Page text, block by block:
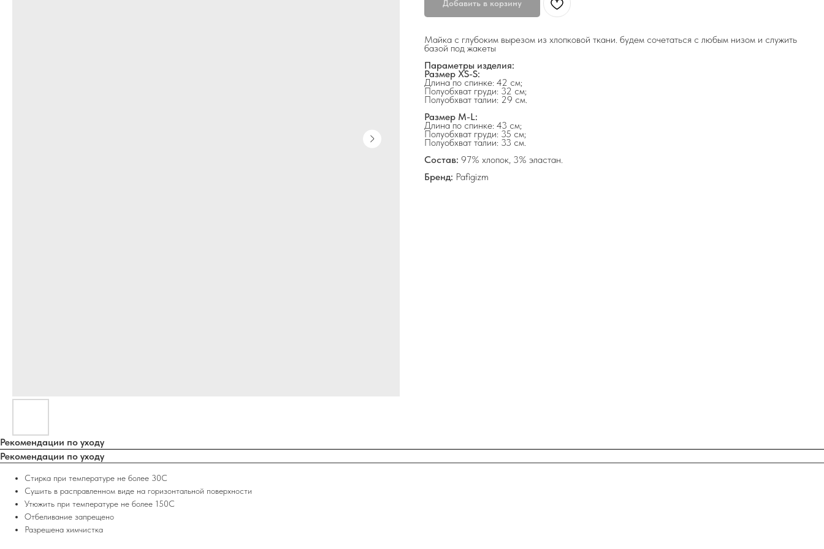
Добавить в корзину
Майка с глубоким вырезом из хлопковой ткани. будем сочетаться с любым низом и служить
базой под жакеты
Параметры изделия:
Размер XS-S:
Длина по спинке: 42 см;
Полуобхват груди: 32 см;
Полуобхват талии: 29 см.
Размер M-L:
Длина по спинке: 43 см;
Полуобхват груди: 35 см;
Полуобхват талии: 33 см.
Состав: 97% хлопок, 3% эластан.
Бренд: Pafigizm
Рекомендации по уходу
Рекомендации по уходу
Стирка при температуре не более 30С
Сушить в расправленном виде на горизонтальной поверхности
Утюжить при температуре не более 150С
Отбеливание запрещено
Разрешена химчистка